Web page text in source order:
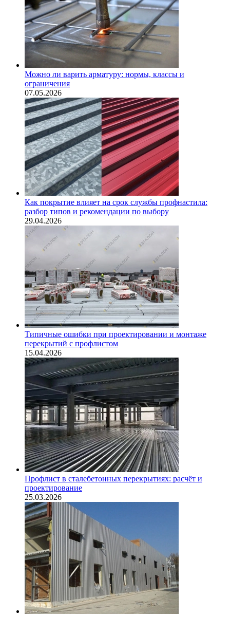
Можно ли варить арматуру: нормы, классы и
ограничения
07.05.2026
Как покрытие влияет на срок службы профнастила:
разбор типов и рекомендации по выбору
29.04.2026
Типичные ошибки при проектировании и монтаже
перекрытий с профлистом
15.04.2026
Профлист в сталебетонных перекрытиях: расчёт и
проектирование
25.03.2026